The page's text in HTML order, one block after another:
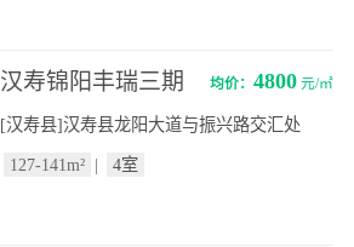
汉寿锦阳丰瑞三期 均价： 4800元/㎡
[汉寿县]汉寿县龙阳大道与振兴路交汇处
127-141m² | 4室